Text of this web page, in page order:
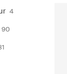
4
90